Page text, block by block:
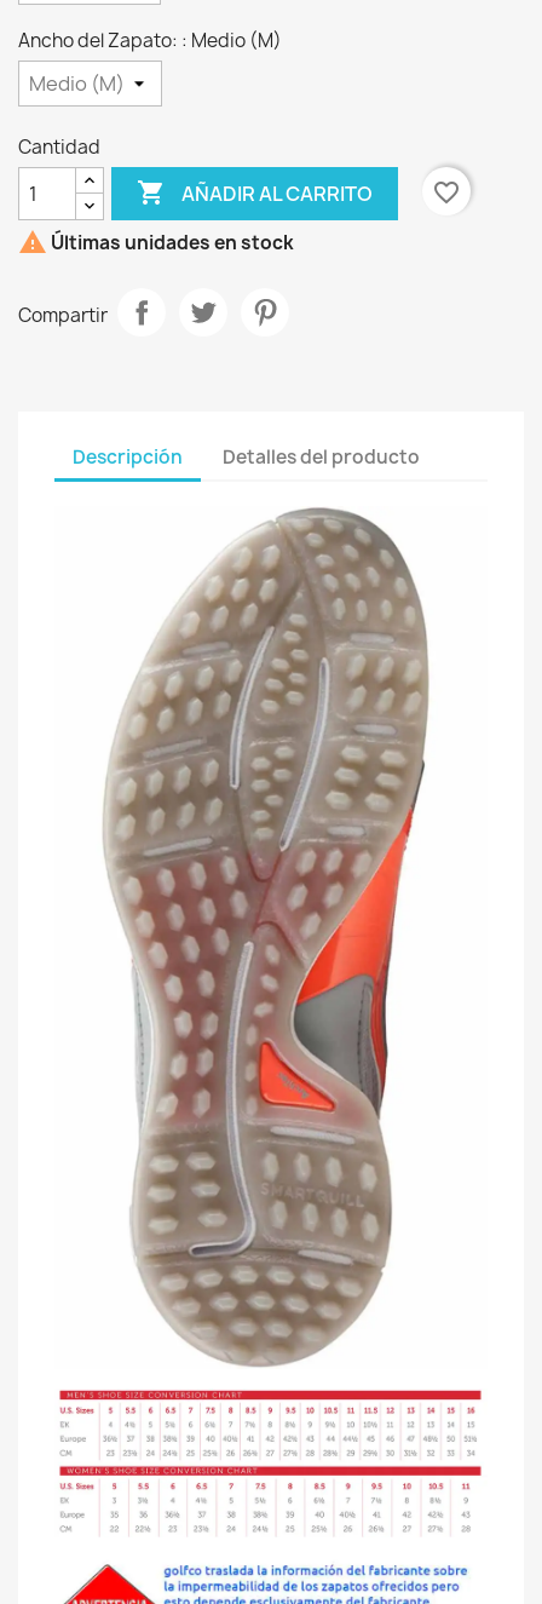
Ancho del Zapato: : Medio (M)
Cantidad
 AÑADIR AL CARRITO
favorite_border
 Últimas unidades en stock
Compartir
Descripción Detalles del producto